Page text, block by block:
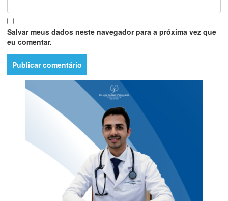
Salvar meus dados neste navegador para a próxima vez que
eu comentar.